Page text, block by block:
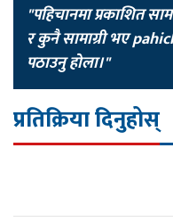
"पहिचानमा प्रकाशित
र कुनै सामाग्री भए
पठाउनु होला।"
प्रतिक्रिया दिनुहोस्